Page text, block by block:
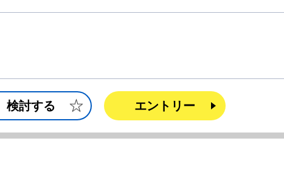
検討する エントリー